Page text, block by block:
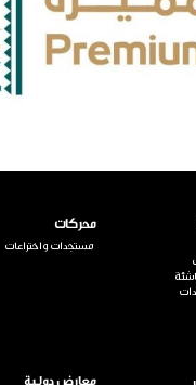
محركات
مستجدات واختراعات
معارض دولية